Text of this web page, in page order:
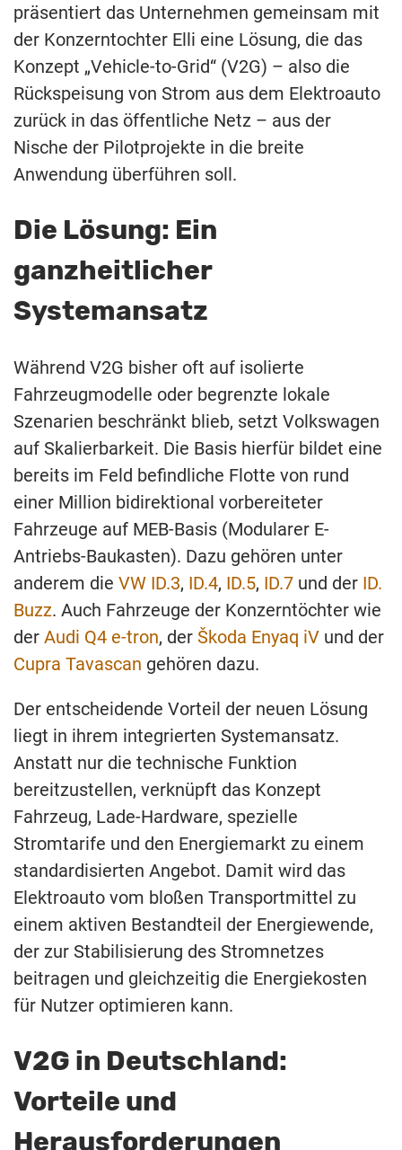
präsentiert das Unternehmen gemeinsam mit
der Konzerntochter Elli eine Lösung, die das
Konzept „Vehicle-to-Grid“ (V2G) – also die
Rückspeisung von Strom aus dem Elektroauto
zurück in das öffentliche Netz – aus der
Nische der Pilotprojekte in die breite
Anwendung überführen soll.
Die Lösung: Ein
ganzheitlicher
Systemansatz
Während V2G bisher oft auf isolierte
Fahrzeugmodelle oder begrenzte lokale
Szenarien beschränkt blieb, setzt Volkswagen
auf Skalierbarkeit. Die Basis hierfür bildet eine
bereits im Feld befindliche Flotte von rund
einer Million bidirektional vorbereiteter
Fahrzeuge auf MEB-Basis (Modularer E-
Antriebs-Baukasten). Dazu gehören unter
anderem die VW ID.3, ID.4, ID.5, ID.7 und der ID.
Buzz. Auch Fahrzeuge der Konzerntöchter wie
der Audi Q4 e-tron, der Škoda Enyaq iV und der
Cupra Tavascan gehören dazu.
Der entscheidende Vorteil der neuen Lösung
liegt in ihrem integrierten Systemansatz.
Anstatt nur die technische Funktion
bereitzustellen, verknüpft das Konzept
Fahrzeug, Lade-Hardware, spezielle
Stromtarife und den Energiemarkt zu einem
standardisierten Angebot. Damit wird das
Elektroauto vom bloßen Transportmittel zu
einem aktiven Bestandteil der Energiewende,
der zur Stabilisierung des Stromnetzes
beitragen und gleichzeitig die Energiekosten
für Nutzer optimieren kann.
V2G in Deutschland:
Vorteile und
Herausforderungen